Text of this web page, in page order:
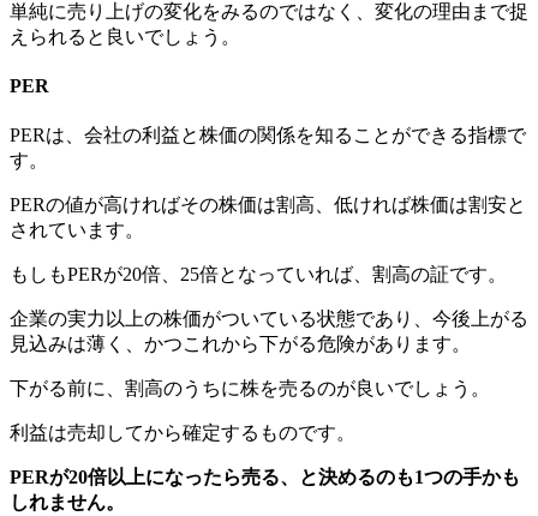
単純に売り上げの変化をみるのではなく、変化の理由まで捉
えられると良いでしょう。
PER
PERは、会社の利益と株価の関係を知ることができる指標で
す。
PERの値が高ければその株価は割高、低ければ株価は割安と
されています。
もしもPERが20倍、25倍となっていれば、割高の証です。
企業の実力以上の株価がついている状態であり、今後上がる
見込みは薄く、かつこれから下がる危険があります。
下がる前に、割高のうちに株を売るのが良いでしょう。
利益は売却してから確定するものです。
PERが20倍以上になったら売る、と決めるのも1つの手かも
しれません。